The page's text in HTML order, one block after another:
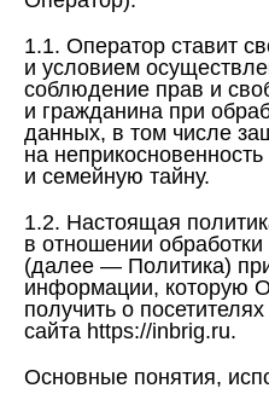
1.1. Оператор ставит
и условием
соблюдение прав и
и гражданина при
данных, в том числе
на
и семейную тайну.
1.2. Настоящая
в отношении
(далее — Политика)
информации, которую
получить о
сайта https://inbrig.ru.
Основные понятия,